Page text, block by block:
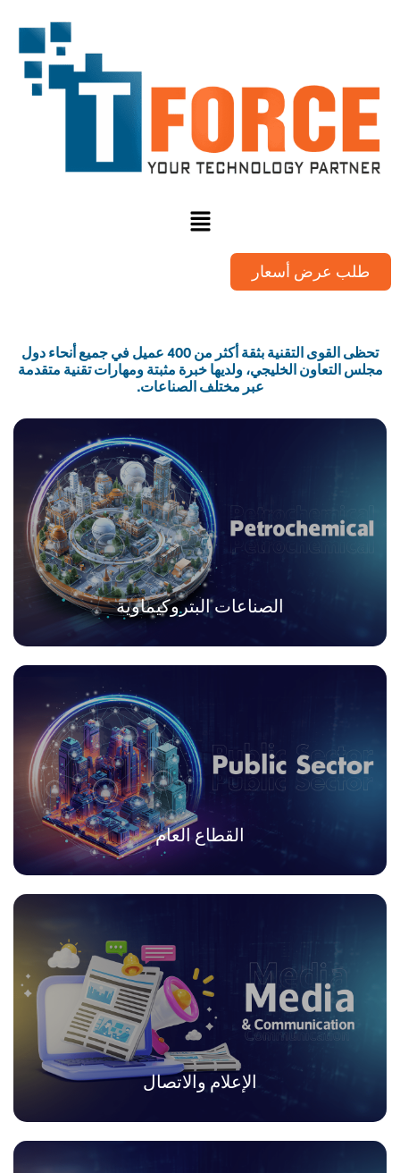
طلب عرض أسعار
تحظى القوى التقنية بثقة أكثر من 400 عميل في جميع أنحاء دول
مجلس التعاون الخليجي، ولديها خبرة مثبتة ومهارات تقنية متقدمة
عبر مختلف الصناعات.
الصناعات البتروكيماوية
القطاع العام
الإعلام والاتصال